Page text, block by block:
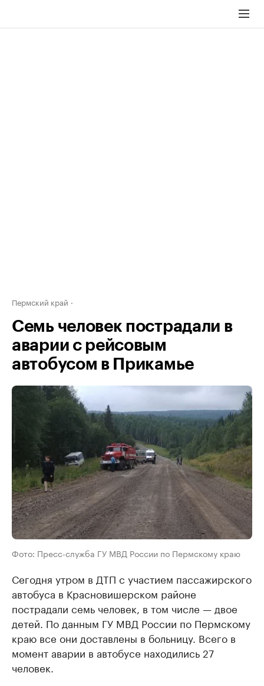
Пермский край
Семь человек пострадали в
аварии с рейсовым
автобусом в Прикамье
Фото: Пресс-служба ГУ МВД России по Пермскому краю
Сегодня утром в ДТП с участием пассажирского
автобуса в Красновишерском районе
пострадали семь человек, в том числе — двое
детей. По данным ГУ МВД России по Пермскому
краю все они доставлены в больницу. Всего в
момент аварии в автобусе находились 27
человек.